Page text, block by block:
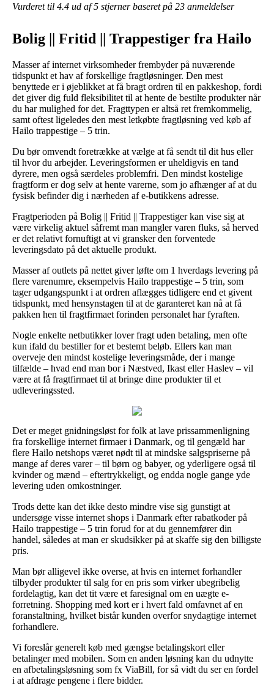
Vurderet til 4.4 ud af 5 stjerner baseret på 23 anmeldelser
Bolig || Fritid || Trappestiger fra Hailo
Masser af internet virksomheder frembyder på nuværende
tidspunkt et hav af forskellige fragtløsninger. Den mest
benyttede er i øjeblikket at få bragt ordren til en pakkeshop, fordi
det giver dig fuld fleksibilitet til at hente de bestilte produkter når
du har mulighed for det. Fragttypen er altså ret fremkommelig,
samt oftest ligeledes den mest letkøbte fragtløsning ved køb af
Hailo trappestige – 5 trin.
Du bør omvendt foretrække at vælge at få sendt til dit hus eller
til hvor du arbejder. Leveringsformen er uheldigvis en tand
dyrere, men også særdeles problemfri. Den mindst kostelige
fragtform er dog selv at hente varerne, som jo afhænger af at du
fysisk befinder dig i nærheden af e-butikkens adresse.
Fragtperioden på Bolig || Fritid || Trappestiger kan vise sig at
være virkelig aktuel såfremt man mangler varen fluks, så herved
er det relativt fornuftigt at vi gransker den forventede
leveringsdato på det aktuelle produkt.
Masser af outlets på nettet giver løfte om 1 hverdags levering på
flere varenumre, eksempelvis Hailo trappestige – 5 trin, som
tager udgangspunkt i at ordren aflægges tidligere end et givent
tidspunkt, med hensynstagen til at de garanteret kan nå at få
pakken hen til fragtfirmaet forinden personalet har fyraften.
Nogle enkelte netbutikker lover fragt uden betaling, men ofte
kun ifald du bestiller for et bestemt beløb. Ellers kan man
overveje den mindst kostelige leveringsmåde, der i mange
tilfælde – hvad end man bor i Næstved, Ikast eller Haslev – vil
være at få fragtfirmaet til at bringe dine produkter til et
udleveringssted.
Det er meget gnidningsløst for folk at lave prissammenligning
fra forskellige internet firmaer i Danmark, og til gengæld har
flere Hailo netshops været nødt til at mindske salgspriserne på
mange af deres varer – til børn og babyer, og yderligere også til
kvinder og mænd – eftertrykkeligt, og endda nogle gange yde
levering uden omkostninger.
Trods dette kan det ikke desto mindre vise sig gunstigt at
undersøge visse internet shops i Danmark efter rabatkoder på
Hailo trappestige – 5 trin forud for at du gennemfører din
handel, således at man er skudsikker på at skaffe sig den billigste
pris.
Man bør alligevel ikke overse, at hvis en internet forhandler
tilbyder produkter til salg for en pris som virker ubegribelig
fordelagtig, kan det tit være et faresignal om en uægte e-
forretning. Shopping med kort er i hvert fald omfavnet af en
foranstaltning, hvilket bistår kunden overfor snydagtige internet
forhandlere.
Vi foreslår generelt køb med gængse betalingskort eller
betalinger med mobilen. Som en anden løsning kan du udnytte
en afbetalingsløsning som fx ViaBill, for så vidt du ser en fordel
i at afdrage pengene i flere bidder.